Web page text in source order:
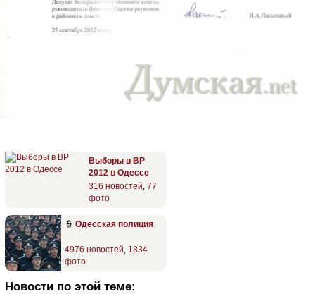
Выборы в ВР
2012 в Одессе
316 новостей, 77
фото
👮 Одесская полиция
4976 новостей, 1834
фото
Новости по этой теме: